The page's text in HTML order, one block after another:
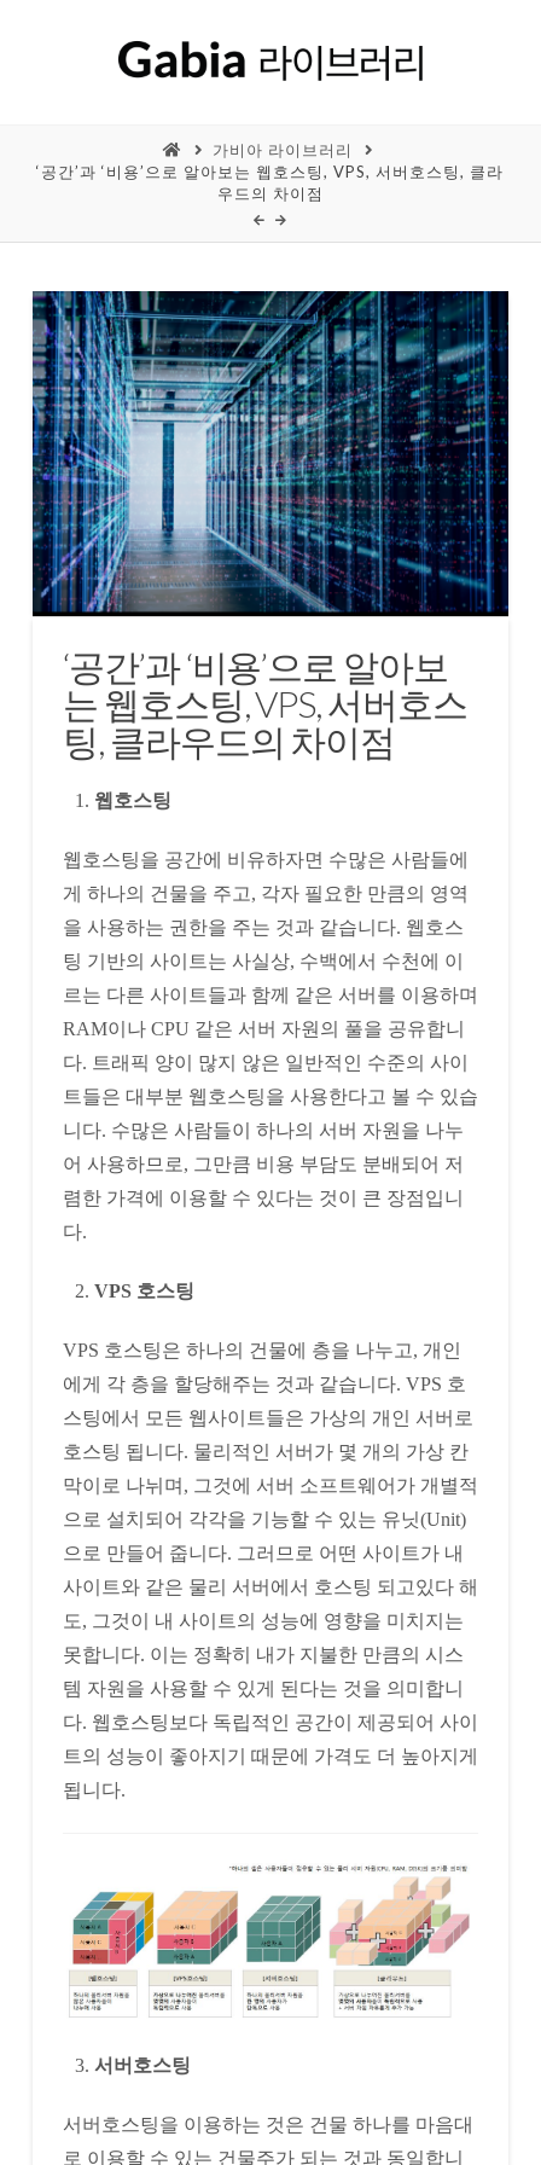
가비아 라이브러리
‘공간’과 ‘비용’으로 알아보는 웹호스팅, VPS, 서버호스팅, 클라
우드의 차이점
‘공간’과 ‘비용’으로 알아보
는 웹호스팅, VPS, 서버호스
팅, 클라우드의 차이점
웹호스팅
웹호스팅을 공간에 비유하자면 수많은 사람들에
게 하나의 건물을 주고, 각자 필요한 만큼의 영역
을 사용하는 권한을 주는 것과 같습니다. 웹호스
팅 기반의 사이트는 사실상, 수백에서 수천에 이
르는 다른 사이트들과 함께 같은 서버를 이용하며
RAM이나 CPU 같은 서버 자원의 풀을 공유합니
다. 트래픽 양이 많지 않은 일반적인 수준의 사이
트들은 대부분 웹호스팅을 사용한다고 볼 수 있습
니다. 수많은 사람들이 하나의 서버 자원을 나누
어 사용하므로, 그만큼 비용 부담도 분배되어 저
렴한 가격에 이용할 수 있다는 것이 큰 장점입니
다.
VPS 호스팅
VPS 호스팅은 하나의 건물에 층을 나누고, 개인
에게 각 층을 할당해주는 것과 같습니다. VPS 호
스팅에서 모든 웹사이트들은 가상의 개인 서버로
호스팅 됩니다. 물리적인 서버가 몇 개의 가상 칸
막이로 나뉘며, 그것에 서버 소프트웨어가 개별적
으로 설치되어 각각을 기능할 수 있는 유닛(Unit)
으로 만들어 줍니다. 그러므로 어떤 사이트가 내
사이트와 같은 물리 서버에서 호스팅 되고있다 해
도, 그것이 내 사이트의 성능에 영향을 미치지는
못합니다. 이는 정확히 내가 지불한 만큼의 시스
템 자원을 사용할 수 있게 된다는 것을 의미합니
다. 웹호스팅보다 독립적인 공간이 제공되어 사이
트의 성능이 좋아지기 때문에 가격도 더 높아지게
됩니다.
서버호스팅
서버호스팅을 이용하는 것은 건물 하나를 마음대
로 이용할 수 있는 건물주가 되는 것과 동일합니